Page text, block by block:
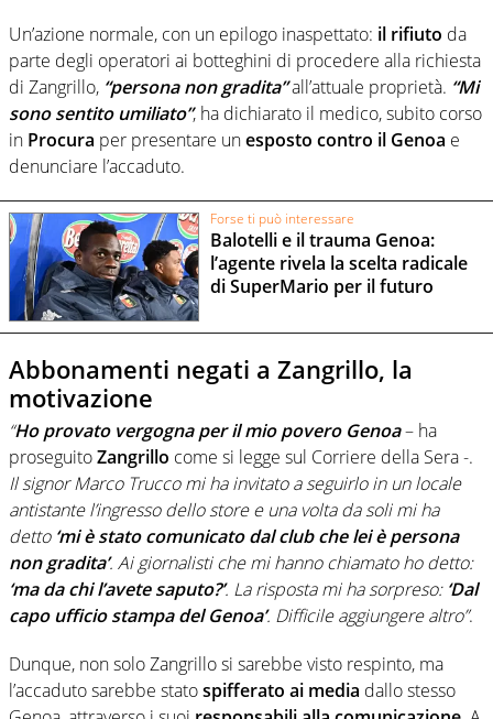
Un’azione normale, con un epilogo inaspettato: il rifiuto da
parte degli operatori ai botteghini di procedere alla richiesta
di Zangrillo, “persona non gradita”all’attuale proprietà. “Mi
sono sentito umiliato”, ha dichiarato il medico, subito corso
in Procura per presentare unesposto contro il Genoa e
denunciare l’accaduto.
Forse ti può interessare
Balotelli e il trauma Genoa:
l’agente rivela la scelta radicale
di SuperMario per il futuro
Abbonamenti negati a Zangrillo, la
motivazione
“Ho provato vergogna per il mio povero Genoa– ha
proseguitoZangrillo come si legge sul Corriere della Sera -.
Il signor Marco Trucco mi ha invitato a seguirlo in un locale
antistante l’ingresso dello store e una volta da soli mi ha
detto‘mi è stato comunicato dal club che lei è persona
non gradita’. Ai giornalisti che mi hanno chiamato ho detto:
‘ma da chi l’avete saputo?’. La risposta mi ha sorpreso: ‘Dal
capo ufficio stampa del Genoa’. Difficile aggiungere altro”.
Dunque, non solo Zangrillo si sarebbe visto respinto, ma
l’accaduto sarebbe statospifferato ai media dallo stesso